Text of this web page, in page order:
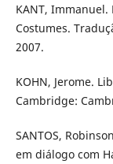
KANT,
Costumes.
2007.
KOHN, Jerome.
Cambridge:
SANTOS,
em diálogo com